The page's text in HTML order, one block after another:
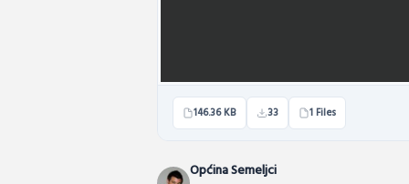
146.36 KB 33 1 Files
Općina Semeljci